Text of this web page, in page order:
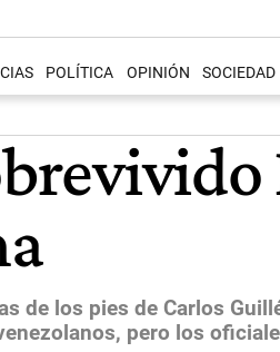
POLÍTICA OPINIÓN SOCIEDAD
de los pies de Carlos
pero los